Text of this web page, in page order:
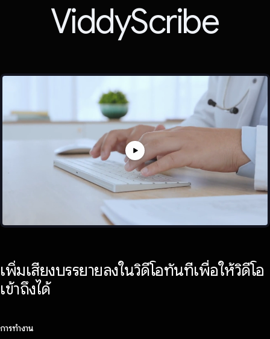
ViddyScribe
เพิ่มเสียงบรรยายลงในวิดีโอทันทีเพื่อให้วิดีโอ
เข้าถึงได้
การทำงาน